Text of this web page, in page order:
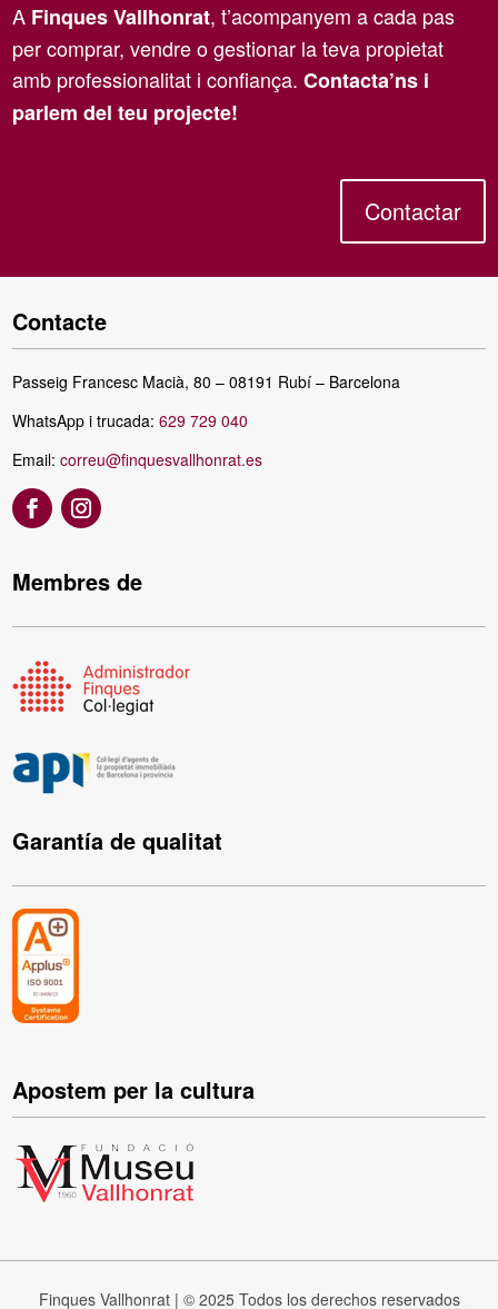
A Finques Vallhonrat, t’acompanyem a cada pas
per comprar, vendre o gestionar la teva propietat
amb professionalitat i confiança.Contacta’ns i
parlem del teu projecte!
Contactar
Contacte
Passeig Francesc Macià, 80 – 08191 Rubí – Barcelona
WhatsApp i trucada:629 729 040
Email:correu@finquesvallhonrat.es
Membres de
Garantía de qualitat
Apostem per la cultura
Finques Vallhonrat | © 2025 Todos los derechos reservados